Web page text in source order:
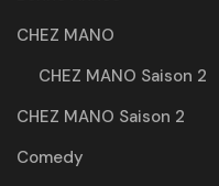
CHEZ MANO
CHEZ MANO Saison 2
CHEZ MANO Saison 2
Comedy